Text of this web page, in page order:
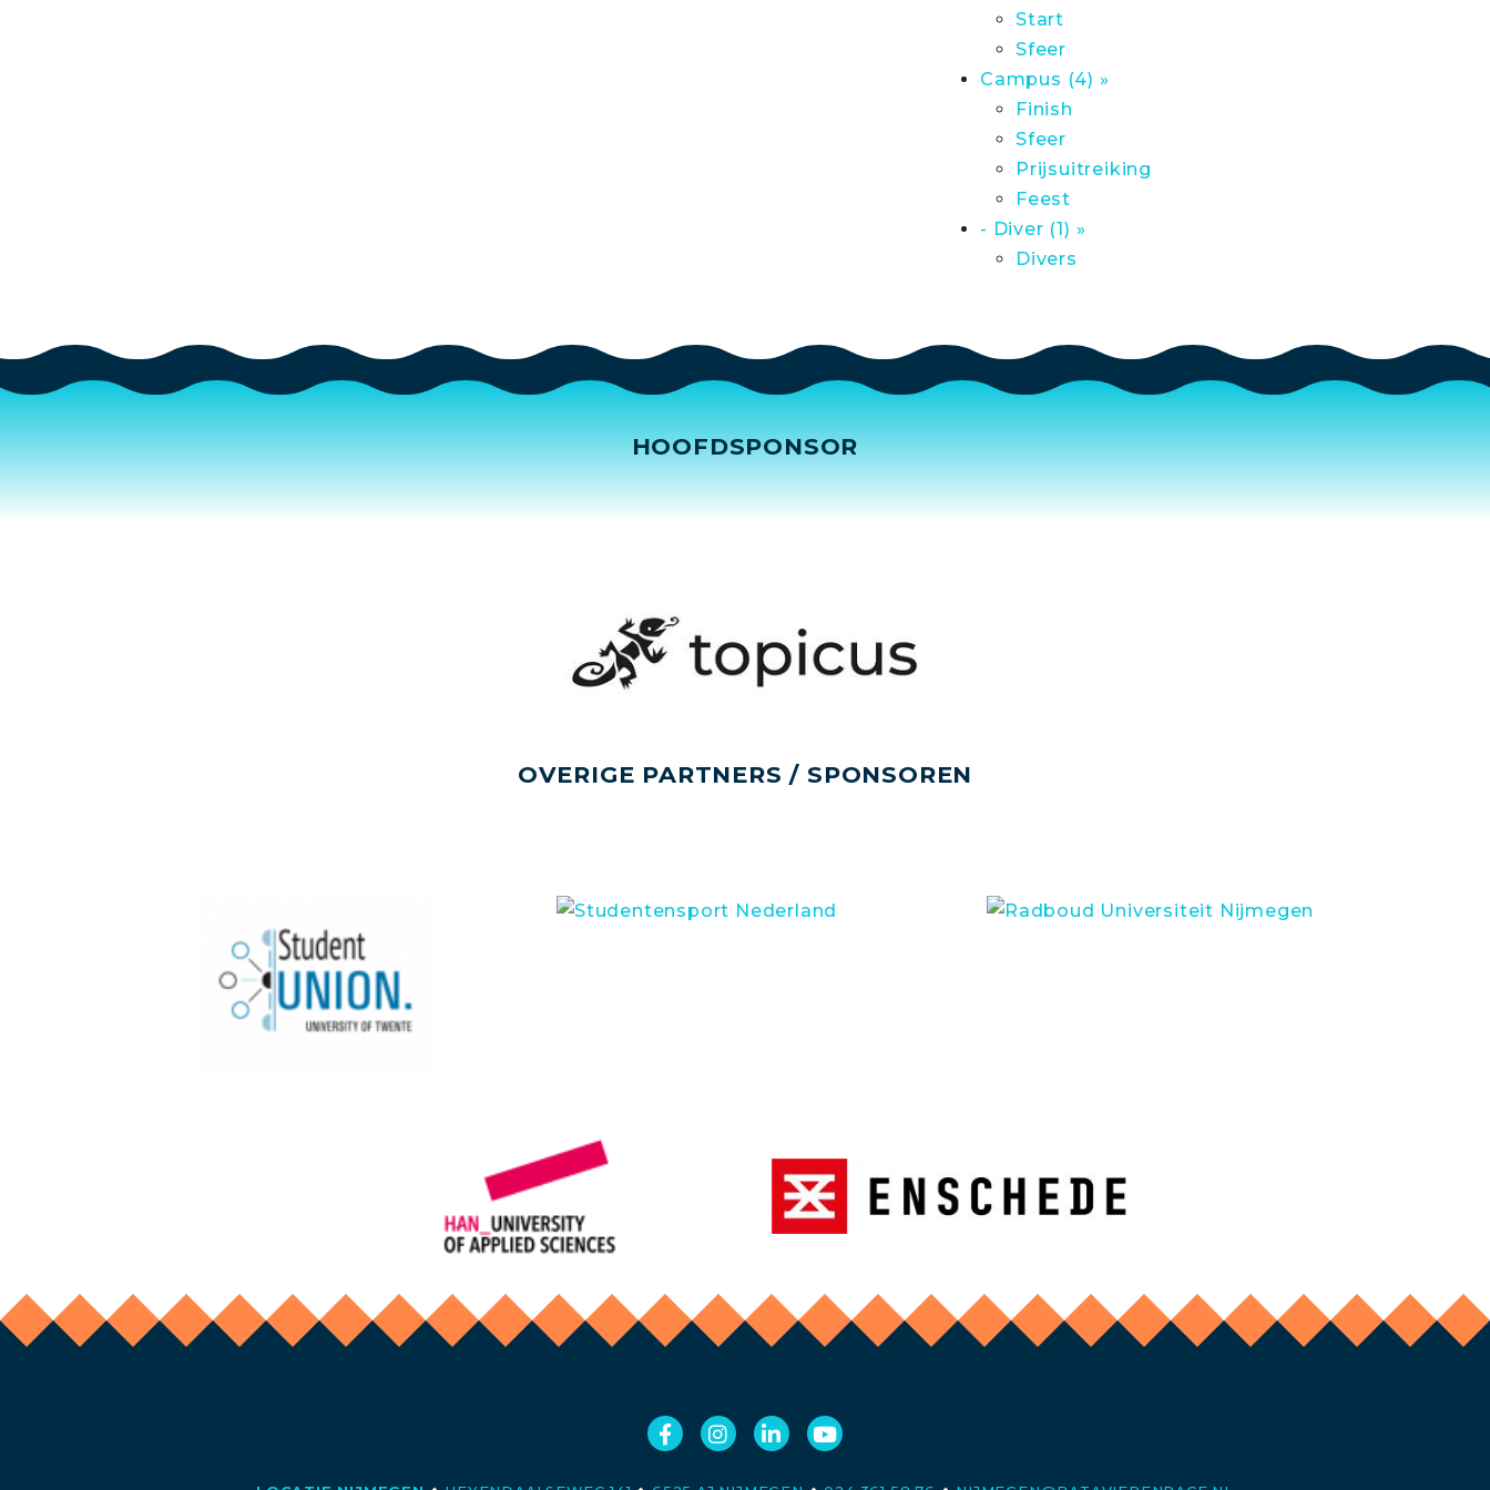
Start
Sfeer
Campus (4) »
Finish
Sfeer
Prijsuitreiking
Feest
- Diver (1) »
Divers
HOOFDSPONSOR
OVERIGE PARTNERS / SPONSOREN